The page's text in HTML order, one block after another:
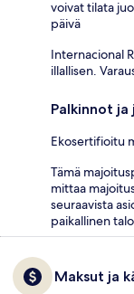
voivat tilata
päivä
Internacional
illallisen.
Palkinnot
Ekosertifioitu
Tämä
mittaa
seuraavista
paikallinen
Maksut ja